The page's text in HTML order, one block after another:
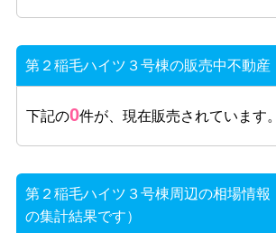
第２稲毛ハイツ３号棟の販売中不動産
下記の0件が、現在販売されています。
第２稲毛ハイツ３号棟周辺の相場情報
の集計結果です）